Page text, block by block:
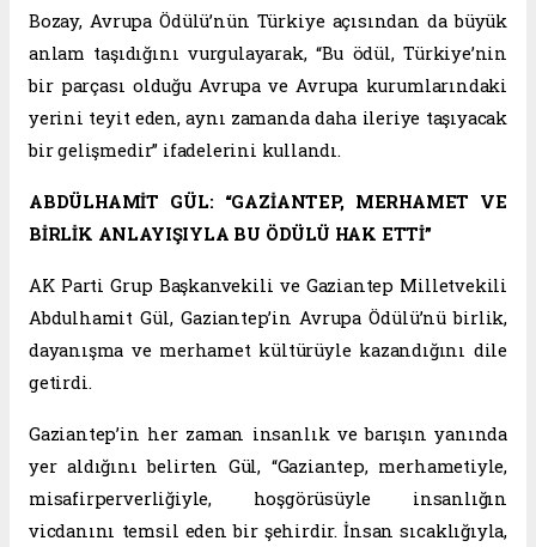
Bozay, Avrupa Ödülü’nün Türkiye açısından da büyük
anlam taşıdığını vurgulayarak, “Bu ödül, Türkiye’nin
bir parçası olduğu Avrupa ve Avrupa kurumlarındaki
yerini teyit eden, aynı zamanda daha ileriye taşıyacak
bir gelişmedir” ifadelerini kullandı.
ABDÜLHAMİT GÜL: “GAZİANTEP, MERHAMET VE
BİRLİK ANLAYIŞIYLA BU ÖDÜLÜ HAK ETTİ”
AK Parti Grup Başkanvekili ve Gaziantep Milletvekili
Abdulhamit Gül, Gaziantep’in Avrupa Ödülü’nü birlik,
dayanışma ve merhamet kültürüyle kazandığını dile
getirdi.
Gaziantep’in her zaman insanlık ve barışın yanında
yer aldığını belirten Gül, “Gaziantep, merhametiyle,
misafirperverliğiyle, hoşgörüsüyle insanlığın
vicdanını temsil eden bir şehirdir. İnsan sıcaklığıyla,